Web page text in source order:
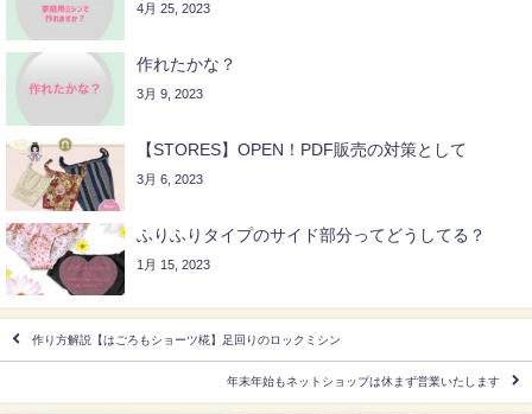
4月 25, 2023
作れたかな？
3月 9, 2023
【STORES】OPEN！PDF販売の対策として
3月 6, 2023
ふりふりタイプのサイド部分ってどうしてる？
1月 15, 2023
作り方解説【はごろもショーツ椛】足回りのロックミシン
年末年始もネットショップは休まず営業いたします